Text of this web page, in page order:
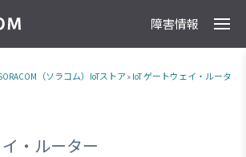
障害情報
（ソラコム）IoTストア» IoT ゲートウェイ・ルータ
・ルーター